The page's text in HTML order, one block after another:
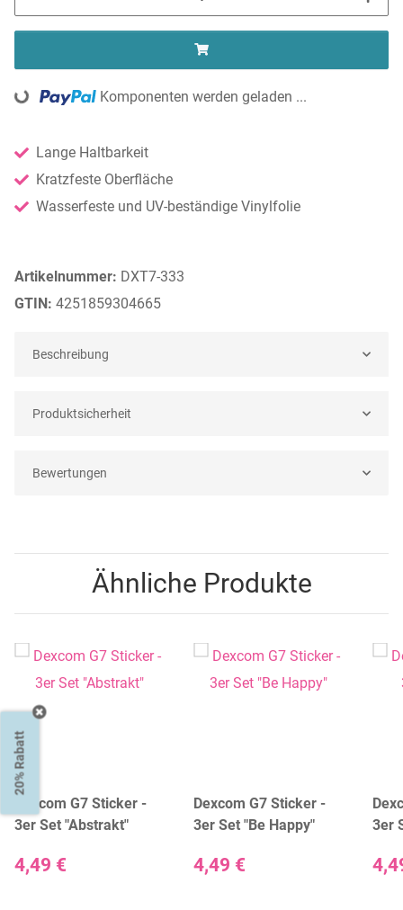
Artikelnummer: DXT7-333
GTIN: 4251859304665
Lange Haltbarkeit
Kratzfeste Oberfläche
Wasserfeste und UV-beständige Vinylfolie
Komponenten werden geladen ...
Beschreibung
Produktsicherheit
Bewertungen
Ähnliche Produkte
Dexcom G7 Sticker -
3er Set "Abstrakt"
4,49 €
Dexcom G7 Sticker -
3er Set "Be Happy"
4,49 €
3er
20% Rabatt